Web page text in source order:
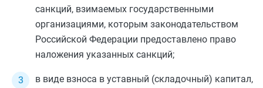
санкций, взимаемых государственными
организациями, которым законодательством
Российской Федерации предоставлено право
наложения указанных санкций;
в виде взноса в уставный (складочный) капитал,